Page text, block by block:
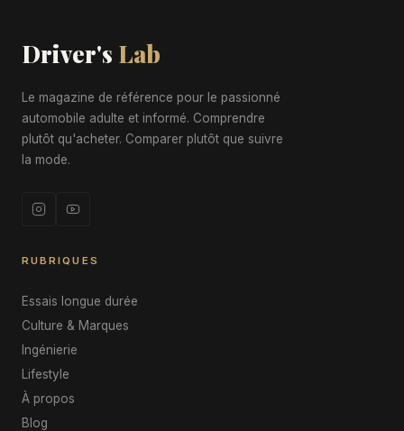
Driver's Lab
Le magazine de référence pour le passionné
automobile adulte et informé. Comprendre
plutôt qu'acheter. Comparer plutôt que suivre
la mode.
RUBRIQUES
Essais longue durée
Culture & Marques
Ingénierie
Lifestyle
À propos
Blog